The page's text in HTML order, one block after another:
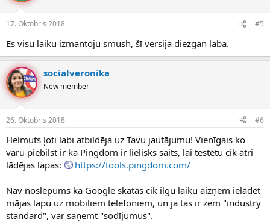
17. Oktobris 2018 #5
Es visu laiku izmantoju smush, šī versija diezgan laba.
socialveronika
New member
26. Oktobris 2018 #6
Helmuts ļoti labi atbildēja uz Tavu jautājumu! Vienīgais ko
varu piebilst ir ka Pingdom ir lielisks saits, lai testētu cik ātri
lādējas lapas:
https://tools.pingdom.com/
Nav noslēpums ka Google skatās cik ilgu laiku aizņem ielādēt
mājas lapu uz mobiliem telefoniem, un ja tas ir zem "industry
standard", var saņemt "sodījumus".